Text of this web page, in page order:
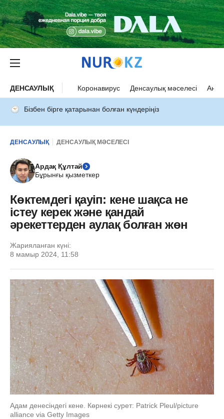
ДЕНСАУЛЫҚ Коронавирус Денсаулық мәселесі Ана
Бізбен бірге қатарынан болған күндеріңіз
ДЕНСАУЛЫҚ ДЕНСАУЛЫҚ МӘСЕЛЕСІ
Ардақ Құлтай
Бұрынғы қызметкер
Көктемдегі қауіп: кене шақса не
істеу керек және қандай
әрекеттерден аулақ болған жөн
Жарияланған күні:
8 мамыр 2024, 11:58
Адам денесіндегі кене. Көрнекі сурет: Patrick Pleul/picture
alliance via Getty Images